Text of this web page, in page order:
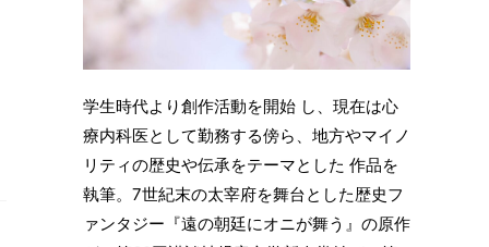
学生時代より創作活動を開始 し、現在は心
療内科医として勤務する傍ら、地方やマイノ
リティの歴史や伝承をテーマとした 作品を
執筆。7世紀末の太宰府を舞台とした歴史フ
ァンタジー『遠の朝廷にオニが舞う』の原作